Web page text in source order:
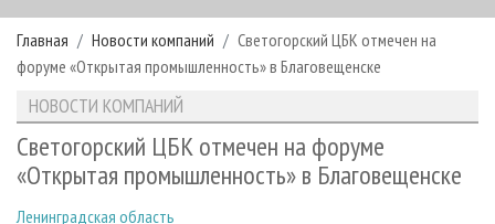
РУБРИКИ И ТЕМЫ
РУБРИКИ ЖУРНАЛА
ЛЕСНОЕ ХОЗЯЙСТВО
ЛЕСОЗАГОТОВКА
ЛЕСОПИЛЕНИЕ
НОВОСТИ
КАЛЕНДАРЬ СОБЫТИЙ
НОВОСТИ ЛПК
НОВОСТИ ЖУРНАЛА
ПРОЕКТЫ ЛПИ
АНАЛИТИКА
ПРЕДПРИЯТИЯ ЛПК
АРХИВ ЖУРНАЛОВ
О ЖУРНАЛЕ
РЕКЛАМОДАТЕЛЯМ
Главная Новости компаний
Светогорский ЦБК отмечен на
форуме «Открытая промышленность» в Благовещенске
НОВОСТИ КОМПАНИЙ
Светогорский ЦБК отмечен на форуме
«Открытая промышленность» в Благовещенске
Ленинградская область